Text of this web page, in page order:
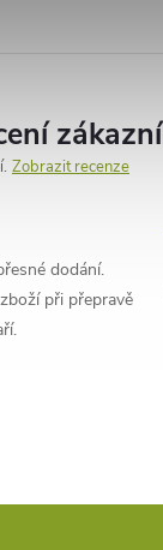
Zobrazit recenze
dodání.
při přepravě